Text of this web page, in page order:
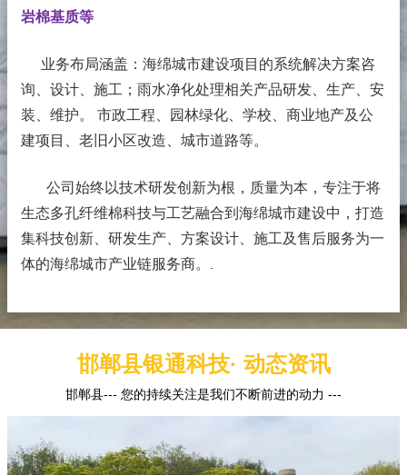
岩棉基质等
业务布局涵盖：海绵城市建设项目的系统解决方案咨
询、设计、施工；雨水净化处理相关产品研发、生产、安
装、维护。 市政工程、园林绿化、学校、商业地产及公
建项目、老旧小区改造、城市道路等。
公司始终以技术研发创新为根，质量为本，专注于将
生态多孔纤维棉科技与工艺融合到海绵城市建设中，打造
集科技创新、研发生产、方案设计、施工及售后服务为一
体的海绵城市产业链服务商。
邯郸县银通科技· 动态资讯
邯郸县--- 您的持续关注是我们不断前进的动力 ---